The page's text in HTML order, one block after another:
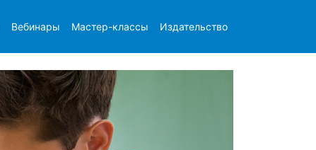
Вебинары Мастер-классы Издательство